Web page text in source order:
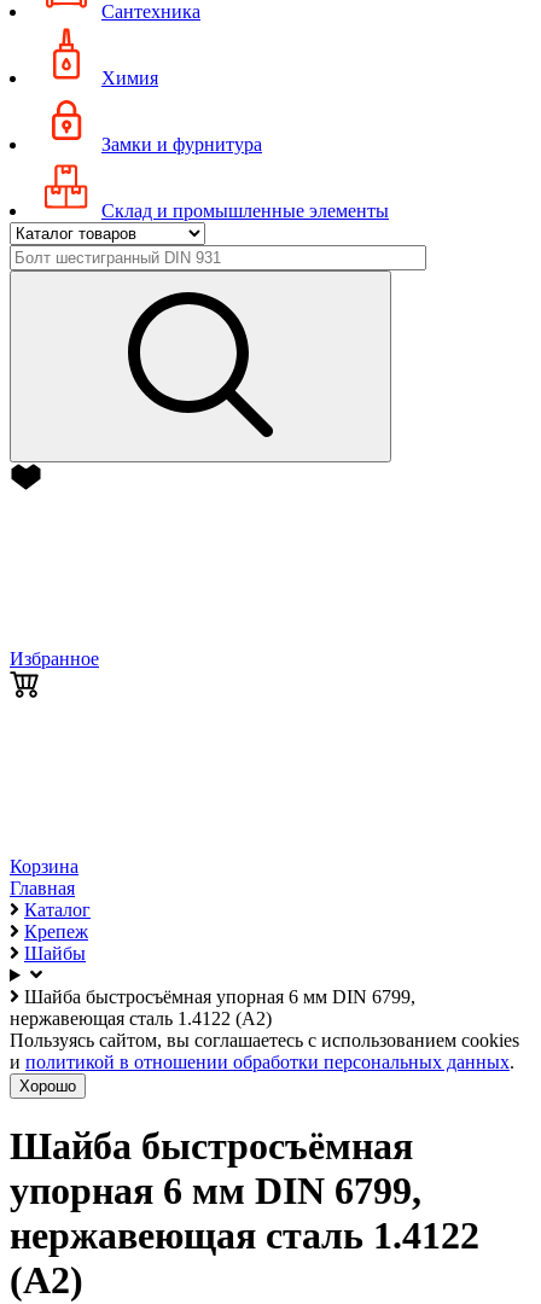
Сантехника
Химия
Замки и фурнитура
Склад и промышленные элементы
Избранное
Корзина
Главная
Каталог
Крепеж
Шайбы
Шайба быстросъёмная упорная 6 мм DIN 6799,
нержавеющая сталь 1.4122 (А2)
Пользуясь сайтом, вы соглашаетесь с использованием cookies
и политикой в отношении обработки персональных данных.
Хорошо
Шайба быстросъёмная
упорная 6 мм DIN 6799,
нержавеющая сталь 1.4122
(А2)